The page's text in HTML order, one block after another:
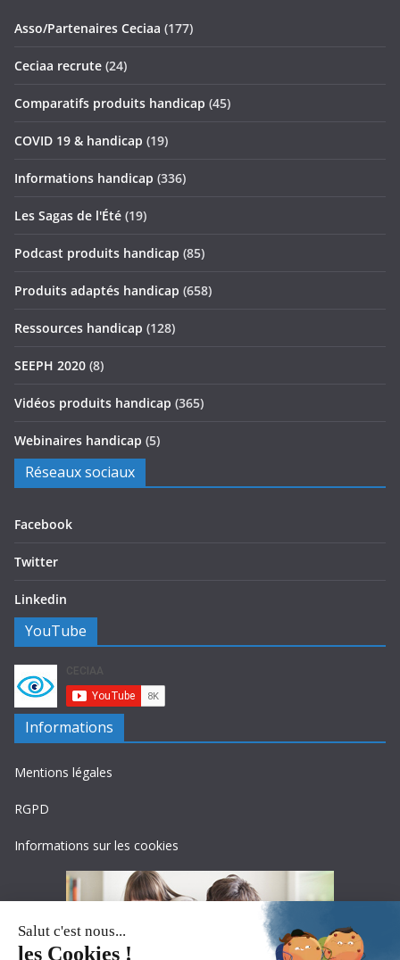
Asso/Partenaires Ceciaa (177)
Ceciaa recrute (24)
Comparatifs produits handicap (45)
COVID 19 & handicap (19)
Informations handicap (336)
Les Sagas de l'Été (19)
Podcast produits handicap (85)
Produits adaptés handicap (658)
Ressources handicap (128)
SEEPH 2020 (8)
Vidéos produits handicap (365)
Webinaires handicap (5)
Réseaux sociaux
Facebook
Twitter
Linkedin
YouTube
Informations
Mentions légales
RGPD
Informations sur les cookies